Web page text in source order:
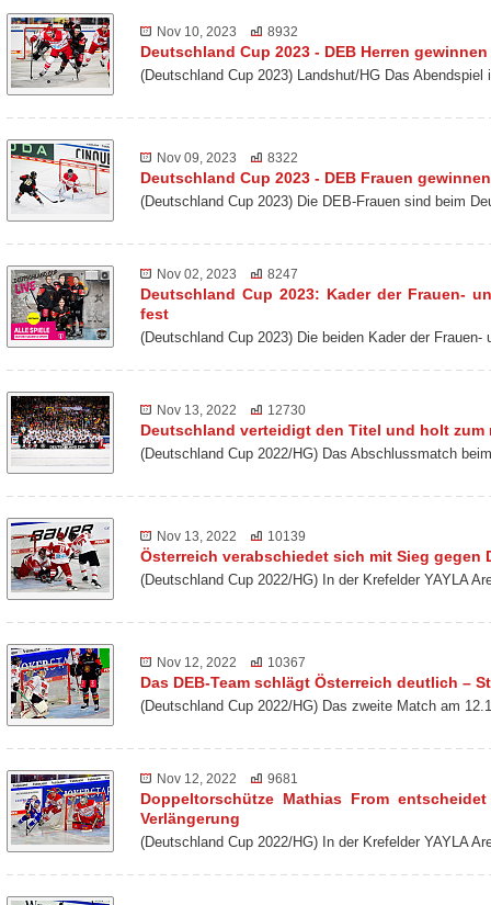
Nov 10, 2023 8932
Deutschland Cup 2023 - DEB Herren
(Deutschland Cup 2023) Landshut/HG Das
Nov 09, 2023 8322
Deutschland Cup 2023 - DEB Frauen
(Deutschland Cup 2023) Die DEB-Frauen sind beim
Nov 02, 2023 8247
Deutschland Cup 2023: Kader der Frauen-
fest
(Deutschland Cup 2023) Die beiden Kader der
Nov 13, 2022 12730
Deutschland verteidigt den Titel und holt
(Deutschland Cup 2022/HG) Das Abschlussmatch
Nov 13, 2022 10139
Österreich verabschiedet sich mit Sieg gegen
(Deutschland Cup 2022/HG) In der Krefelder YAYLA
Nov 12, 2022 10367
Das DEB-Team schlägt Österreich deutlich –
(Deutschland Cup 2022/HG) Das zweite Match am
Nov 12, 2022 9681
Doppeltorschütze Mathias From
Verlängerung
(Deutschland Cup 2022/HG) In der Krefelder YAYLA